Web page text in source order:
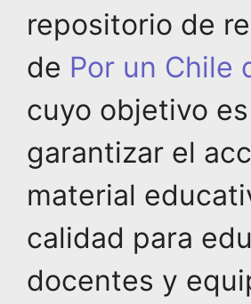
repositorio de
de Por un Chile
cuyo objetivo es
garantizar el
material
calidad para
docentes y